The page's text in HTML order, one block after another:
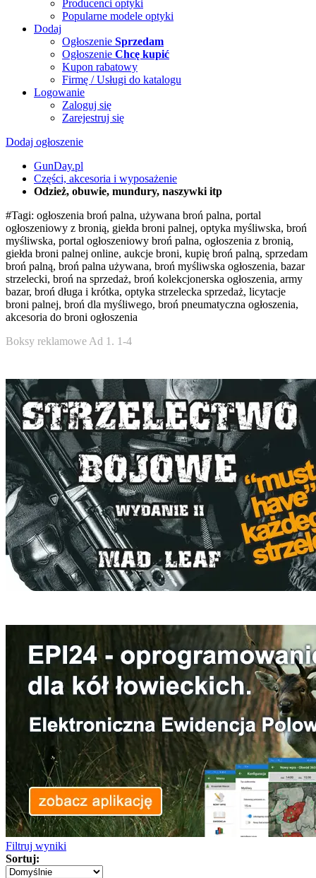
Producenci optyki
Popularne modele optyki
Dodaj
Ogłoszenie Sprzedam
Ogłoszenie Chcę kupić
Kupon rabatowy
Firmę / Usługi do katalogu
Logowanie
Zaloguj się
Zarejestruj się
Dodaj ogłoszenie
GunDay.pl
Części, akcesoria i wyposażenie
Odzież, obuwie, mundury, naszywki itp
#Tagi: ogłoszenia broń palna, używana broń palna, portal
ogłoszeniowy z bronią, giełda broni palnej, optyka myśliwska, broń
myśliwska, portal ogłoszeniowy broń palna, ogłoszenia z bronią,
giełda broni palnej online, aukcje broni, kupię broń palną, sprzedam
broń palną, broń palna używana, broń myśliwska ogłoszenia, bazar
strzelecki, broń na sprzedaż, broń kolekcjonerska ogłoszenia, army
bazar, broń długa i krótka, optyka strzelecka sprzedaż, licytacje
broni palnej, broń dla myśliwego, broń pneumatyczna ogłoszenia,
akcesoria do broni ogłoszenia
Boksy reklamowe Ad 1. 1-4
Filtruj wyniki
Sortuj: